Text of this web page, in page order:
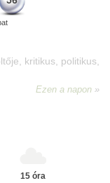
15 óra